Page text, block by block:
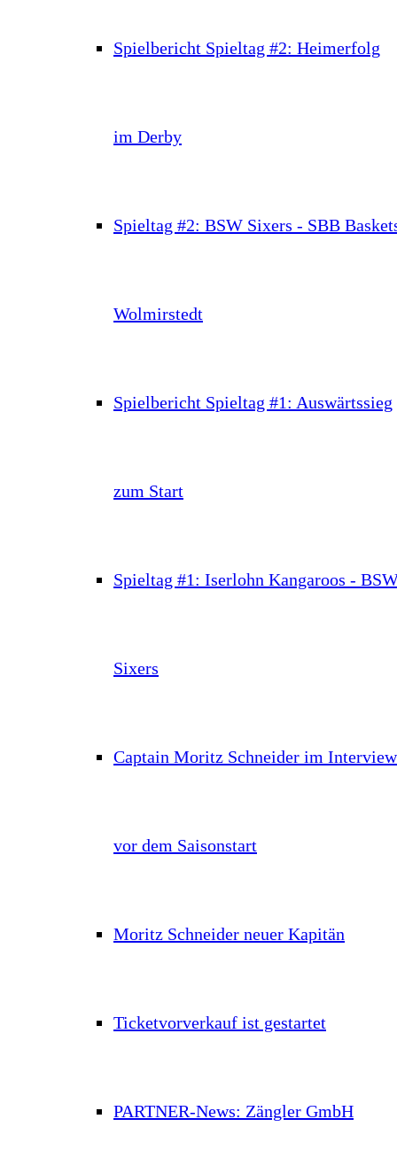
Spielbericht Spieltag #2: Heimerfolg
im Derby
Spieltag #2: BSW Sixers - SBB
Wolmirstedt
Spielbericht Spieltag #1: Auswärtssieg
zum Start
Spieltag #1: Iserlohn Kangaroos -
Sixers
Captain Moritz Schneider im Interview
vor dem Saisonstart
Moritz Schneider neuer Kapitän
Ticketvorverkauf ist gestartet
PARTNER-News: Zängler GmbH